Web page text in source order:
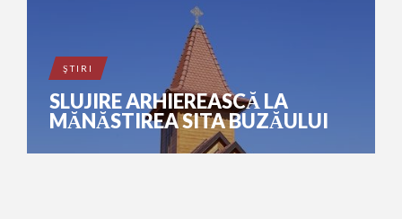
ŞTIRI
SLUJIRE ARHIEREASCĂ LA
MĂNĂSTIREA SITA BUZĂULUI